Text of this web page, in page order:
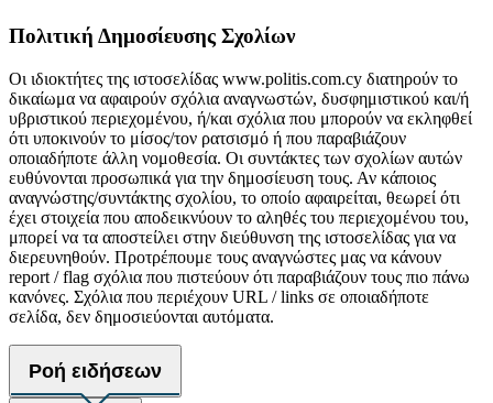
Πολιτική Δημοσίευσης Σχολίων
Οι ιδιοκτήτες της ιστοσελίδας www.politis.com.cy διατηρούν το
δικαίωμα να αφαιρούν σχόλια αναγνωστών, δυσφημιστικού και/ή
υβριστικού περιεχομένου, ή/και σχόλια που μπορούν να εκληφθεί
ότι υποκινούν το μίσος/τον ρατσισμό ή που παραβιάζουν
οποιαδήποτε άλλη νομοθεσία. Οι συντάκτες των σχολίων αυτών
ευθύνονται προσωπικά για την δημοσίευση τους. Αν κάποιος
αναγνώστης/συντάκτης σχολίου, το οποίο αφαιρείται, θεωρεί ότι
έχει στοιχεία που αποδεικνύουν το αληθές του περιεχομένου του,
μπορεί να τα αποστείλει στην διεύθυνση της ιστοσελίδας για να
διερευνηθούν. Προτρέπουμε τους αναγνώστες μας να κάνουν
report / flag σχόλια που πιστεύουν ότι παραβιάζουν τους πιο πάνω
κανόνες. Σχόλια που περιέχουν URL / links σε οποιαδήποτε
σελίδα, δεν δημοσιεύονται αυτόματα.
Ροή ειδήσεων